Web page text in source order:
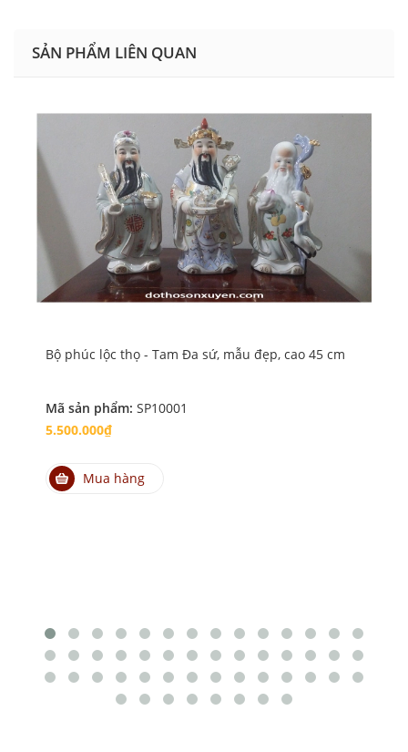
SẢN PHẨM LIÊN QUAN
Bộ phúc lộc thọ - Tam Đa sứ, mẫu đẹp, cao 45 cm
Mã sản phẩm: SP10001
5.500.000₫
Mua hàng